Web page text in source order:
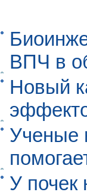
ВПЧ в
Новый
Ученые
У почек